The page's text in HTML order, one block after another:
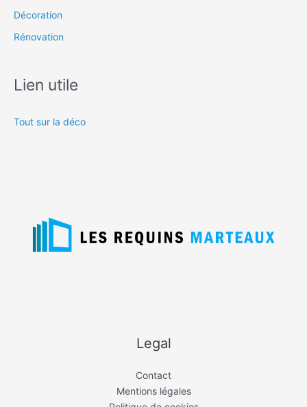
Décoration
Rénovation
Lien utile
Tout sur la déco
Legal
Contact
Mentions légales